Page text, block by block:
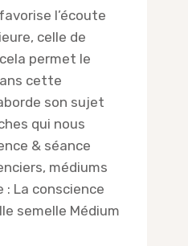
l’écoute
celle de
permet le
cette
son sujet
qui nous
& séance
médiums
La conscience
semelle Médium